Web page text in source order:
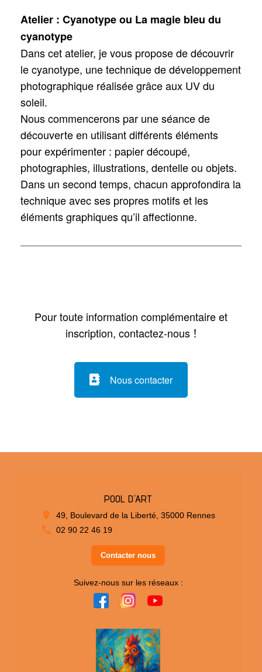
Atelier : Cyanotype ou La magie bleu du
cyanotype
Dans cet atelier, je vous propose de découvrir
le cyanotype, une technique de développement
photographique réalisée grâce aux UV du
soleil.
Nous commencerons par une séance de
découverte en utilisant différents éléments
pour expérimenter : papier découpé,
photographies, illustrations, dentelle ou objets.
Dans un second temps, chacun approfondira la
technique avec ses propres motifs et les
éléments graphiques qu’il affectionne.
Pour toute information complémentaire et
inscription, contactez-nous!
Nous contacter
POOL D'ART
49, Boulevard de la Liberté, 35000 Rennes
02 90 22 46 19
Contacter nous
Suivez-nous sur les réseaux :